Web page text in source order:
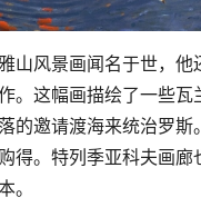
山风景画闻名于世，他
。这幅画描绘了一些瓦
的邀请渡海来统治罗斯
得。特列季亚科夫画廊
。